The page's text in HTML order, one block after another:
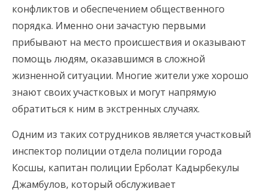
конфликтов и обеспечением общественного
порядка. Именно они зачастую первыми
прибывают на место происшествия и оказывают
помощь людям, оказавшимся в сложной
жизненной ситуации. Многие жители уже хорошо
знают своих участковых и могут напрямую
обратиться к ним в экстренных случаях.
Одним из таких сотрудников является участковый
инспектор полиции отдела полиции города
Косшы, капитан полиции Ерболат Кадырбекулы
Джамбулов, который обслуживает